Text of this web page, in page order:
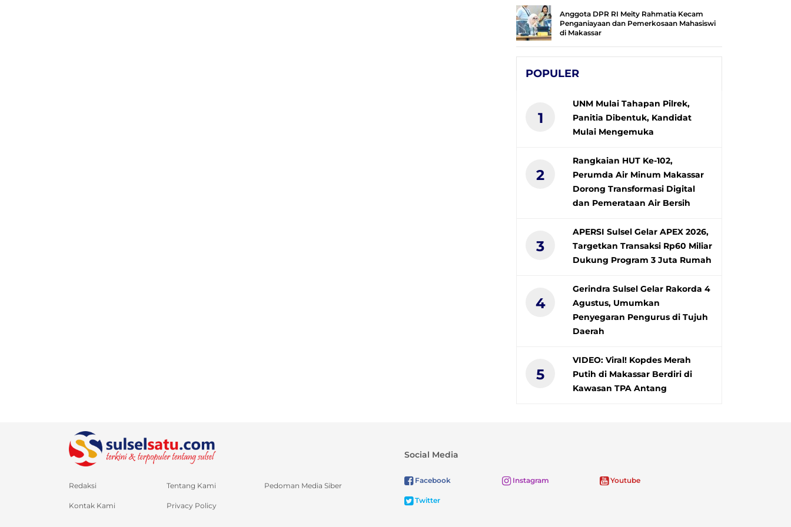
Anggota DPR RI Meity Rahmatia Kecam
Penganiayaan dan Pemerkosaan Mahasiswi
di Makassar
POPULER
1
UNM Mulai Tahapan Pilrek,
Panitia Dibentuk, Kandidat
Mulai Mengemuka
2
Rangkaian HUT Ke-102,
Perumda Air Minum Makassar
Dorong Transformasi Digital
dan Pemerataan Air Bersih
3
APERSI Sulsel Gelar APEX 2026,
Targetkan Transaksi Rp60 Miliar
Dukung Program 3 Juta Rumah
4
Gerindra Sulsel Gelar Rakorda 4
Agustus, Umumkan
Penyegaran Pengurus di Tujuh
Daerah
5
VIDEO: Viral! Kopdes Merah
Putih di Makassar Berdiri di
Kawasan TPA Antang
Redaksi Tentang Kami Pedoman Media Siber
Kontak Kami Privacy Policy
Social Media
Facebook Instagram Youtube
Twitter